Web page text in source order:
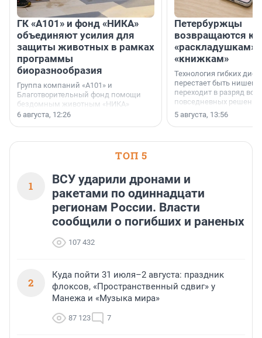
ГК «А101» и фонд «НИКА»
объединяют усилия для
защиты животных в рамках
программы
биоразнообразия
Группа компаний «А101» и
Благотворительный фонд помощи
бездомным животным «НИКА»
заключили соглашение о
6 августа, 12:26
Петербуржцы
возвращаются к
«раскладушкам»
«книжкам»
Технология гибких
перестает быть
переходит в разряд
повседневных
5 августа, 13:56
ТОП 5
1
ВСУ ударили дронами и
ракетами по одиннадцати
регионам России. Власти
сообщили о погибших и раненых
107 432
2
Куда пойти 31 июля–2 августа: праздник
флоксов, «Пространственный сдвиг» у
Манежа и «Музыка мира»
87 123 7